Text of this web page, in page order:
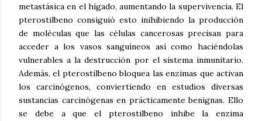
metastásica en el hígado, aumentando la supervivencia. El
pterostilbeno consiguió esto inihibiendo la producción
de moléculas que las células cancerosas precisan para
acceder a los vasos sanguíneos así como haciéndolas
vulnerables a la destrucción por el sistema inmunitario.
Además, el pterostilbeno bloquea las enzimas que activan
los carcinógenos, conviertiendo en estudios diversas
sustancias carcinógenas en prácticamente benignas. Ello
se debe a que el pterostilbeno inhibe la enzima